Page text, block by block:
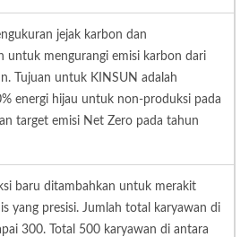
jejak karbon dan
untuk mengurangi emisi karbon dari
Tujuan untuk KINSUN adalah
energi hijau untuk non-produksi pada
target emisi Net Zero pada tahun
baru ditambahkan untuk merakit
yang presisi. Jumlah total karyawan di
300. Total 500 karyawan di antara